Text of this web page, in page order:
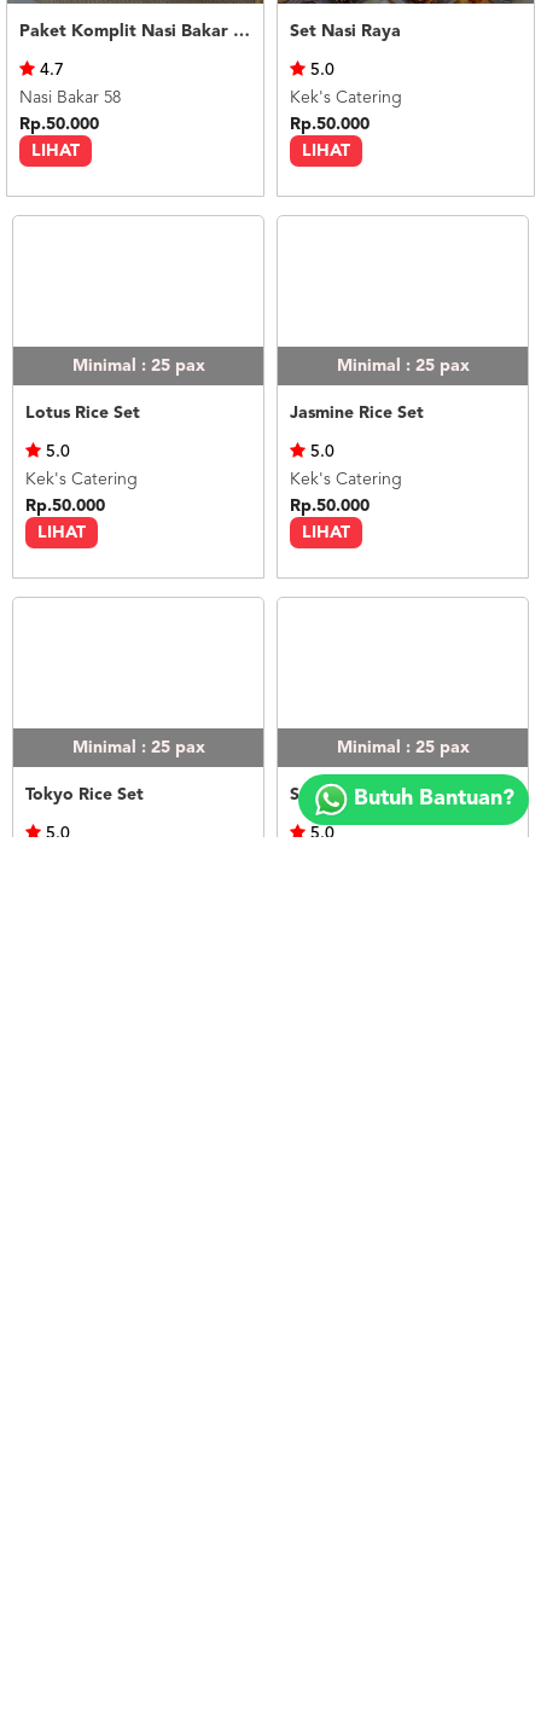
2018
FOODSPOT.CO.ID
Paket Komplit Nasi Bakar Ayam Cabe Ijo
LIHAT
4.7
Nasi Bakar 58
Rp.50.000
Set Nasi Raya
LIHAT
5.0
Kek's Catering
Rp.50.000
Minimal : 25 pax
Lotus Rice Set
LIHAT
5.0
Kek's Catering
Rp.50.000
Minimal : 25 pax
Jasmine Rice Set
LIHAT
5.0
Kek's Catering
Rp.50.000
Minimal : 25 pax
Tokyo Rice Set
5.0
Minimal : 25 pax
Seoul Rice Set
5.0
Butuh Bantuan?